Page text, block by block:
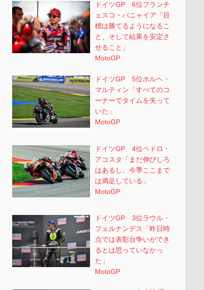
ドイツGP 6位フランチ
ェスコ・バニャイア「目
標は勝てるようになるこ
と、そして結果を安定さ
せること」
MotoGP
ドイツGP 5位ホルヘ・
マルティン「すべてのコ
ーナーでタイムを失って
いた」
MotoGP
ドイツGP 4位ペドロ・
アコスタ「まだ伸びしろ
はあるし、今季ここまで
は満足している」
MotoGP
ドイツGP 3位ラウル・
フェルナンデス「昨日時
点では表彰台争いができ
るとは思っていなかっ
た」
MotoGP